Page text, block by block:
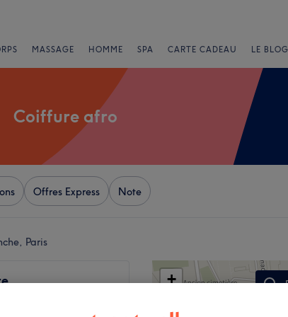
MASSAGE HOMME SPA CARTE CADEAU LE
Coiffure afro
Offres Express Note
Paris
+